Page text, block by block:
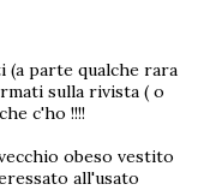
parte qualche rara
sulla rivista ( o
c'ho !!!!
obeso vestito
all'usato